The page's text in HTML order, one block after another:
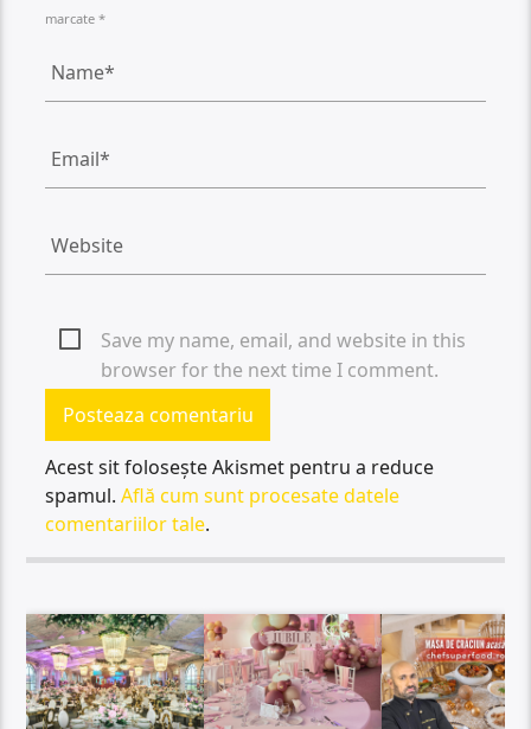
marcate *
Save my name, email, and website in this
browser for the next time I comment.
Acest sit folosește Akismet pentru a reduce
spamul.Află cum sunt procesate datele
comentariilor tale.